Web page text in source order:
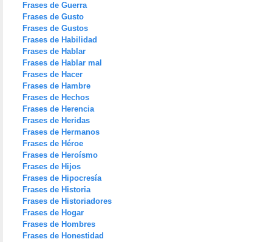
Frases de Guerra
Frases de Gusto
Frases de Gustos
Frases de Habilidad
Frases de Hablar
Frases de Hablar mal
Frases de Hacer
Frases de Hambre
Frases de Hechos
Frases de Herencia
Frases de Heridas
Frases de Hermanos
Frases de Héroe
Frases de Heroísmo
Frases de Hijos
Frases de Hipocresía
Frases de Historia
Frases de Historiadores
Frases de Hogar
Frases de Hombres
Frases de Honestidad